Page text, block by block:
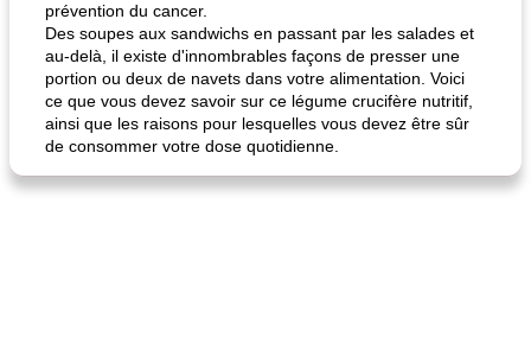
prévention du cancer.
Des soupes aux sandwichs en passant par les salades et
au-delà, il existe d'innombrables façons de presser une
portion ou deux de navets dans votre alimentation. Voici
ce que vous devez savoir sur ce légume crucifère nutritif,
ainsi que les raisons pour lesquelles vous devez être sûr
de consommer votre dose quotidienne.